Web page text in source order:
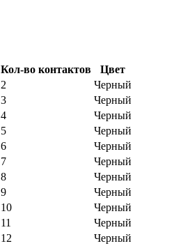
Кол-во контактов
Цвет
2
Черный
3
Черный
4
Черный
5
Черный
6
Черный
7
Черный
8
Черный
9
Черный
10
Черный
11
Черный
12
Черный